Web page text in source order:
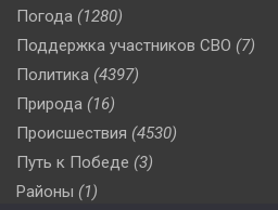
Погода (1280)
Поддержка участников СВО (7)
Политика (4397)
Природа (16)
Происшествия (4530)
Путь к Победе (3)
Районы (1)